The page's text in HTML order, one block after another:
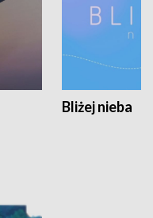
Bliżej nieba